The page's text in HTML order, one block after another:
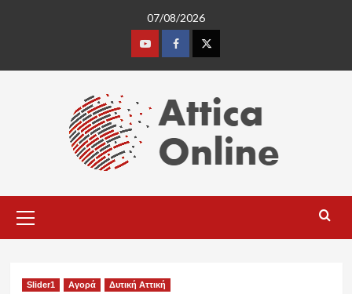
07/08/2026
YoutubeFacebookTwitter
Menu
Slider1 Αγορά Δυτική Αττική